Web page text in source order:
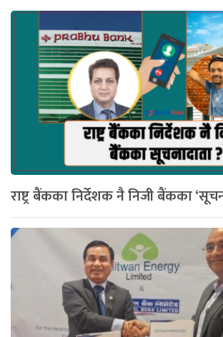
राष्ट्र बैंकका निर्देशक नै निजी बैंकका